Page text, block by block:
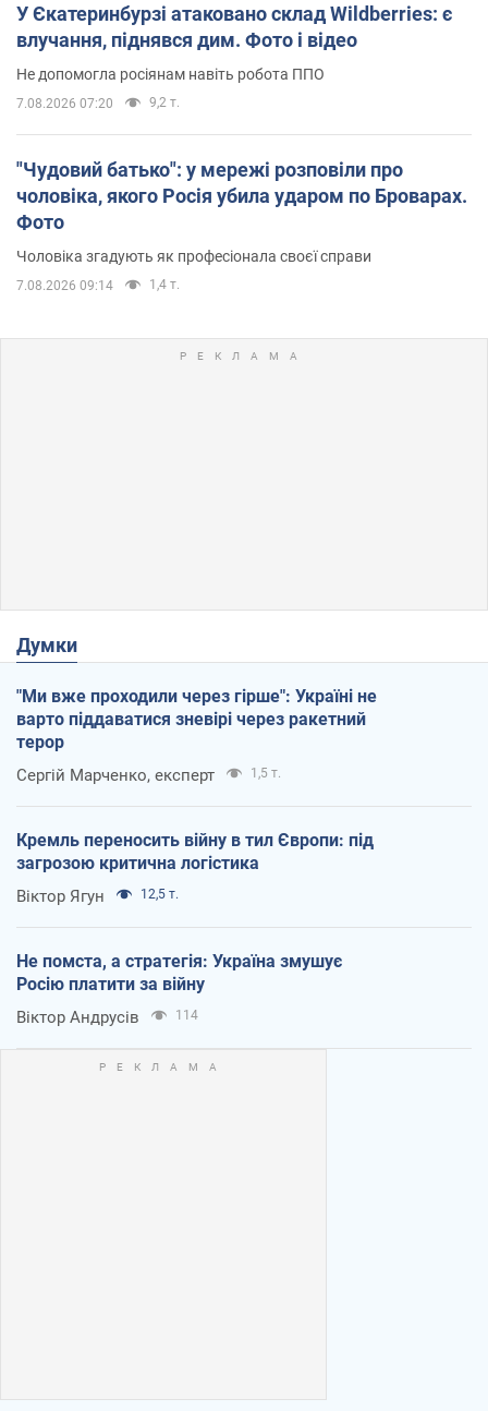
У Єкатеринбурзі атаковано склад Wildberries: є
влучання, піднявся дим. Фото і відео
Не допомогла росіянам навіть робота ППО
7.08.2026 07:20 9,2 т.
"Чудовий батько": у мережі розповіли про
чоловіка, якого Росія убила ударом по Броварах.
Фото
Чоловіка згадують як професіонала своєї справи
7.08.2026 09:14 1,4 т.
Думки
"Ми вже проходили через гірше": Україні не
варто піддаватися зневірі через ракетний
терор
Сергій Марченко, експерт 1,5 т.
Кремль переносить війну в тил Європи: під
загрозою критична логістика
Віктор Ягун 12,5 т.
Не помста, а стратегія: Україна змушує
Росію платити за війну
Віктор Андрусів 114